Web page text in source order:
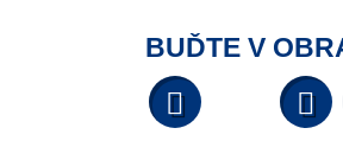
BUĎTE V
Facebook